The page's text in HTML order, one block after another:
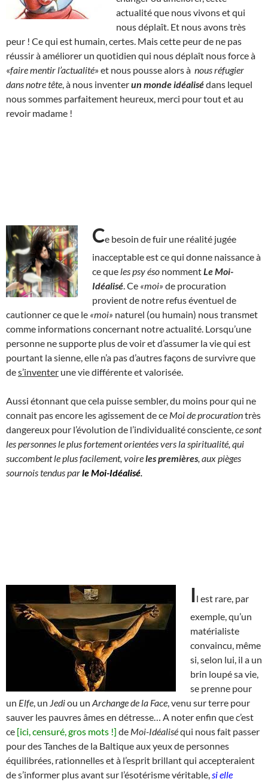
actualité que nous vivons et qui
nous déplaît. Et nous avons très
peur ! Ce qui est humain, certes. Mais cette peur de ne pas
réussir à améliorer un quotidien qui nous déplaît nous force à
«faire mentir l’actualité» et nous pousse alors à nous réfugier
dans notre tête , à nous inventerun monde idéalisédans lequel
nous sommes parfaitement heureux, merci pour tout et au
revoir madame !
Ce besoin de fuir une réalité jugée
inacceptable est ce qui donne naissance à
ce que les psy éso nommentLe Moi-
Idéalisé . Ce «moi» de procuration
provient de notre refus éventuel de
cautionner ce que le «moi» naturel (ou humain) nous transmet
comme informations concernant notre actualité. Lorsqu’une
personne ne supporte plus de voir et d’assumer la vie qui est
pourtant la sienne, elle n’a pas d’autres façons de survivre que
des’inventer une vie différente et valorisée.
Aussi étonnant que cela puisse sembler, du moins pour qui ne
connait pas encore les agissement de ce Moi de procurationtrès
dangereux pour l’évolution de l’individualité consciente, ce sont
les personnes le plus fortement orientées vers la spiritualité, qui
succombent le plus facilement, voireles premières , aux pièges
sournois tendus parle Moi-Idéalisé
Il est rare, par
exemple, qu’un
matérialiste
convaincu, même
si, selon lui, il a un
brin loupé sa vie,
se prenne pour
un Elfe , un Jediou un Archange de la Face , venu sur terre pour
sauver les pauvres âmes en détresse… A noter enfin que c’est
ce [ici, censuré, gros mots !] de Moi-Idéaliséqui nous fait passer
pour des Tanches de la Baltique aux yeux de personnes
équilibrées, rationnelles et à l’esprit brillant qui accepteraient
de s’informer plus avant sur l’ésotérisme véritable, si elle